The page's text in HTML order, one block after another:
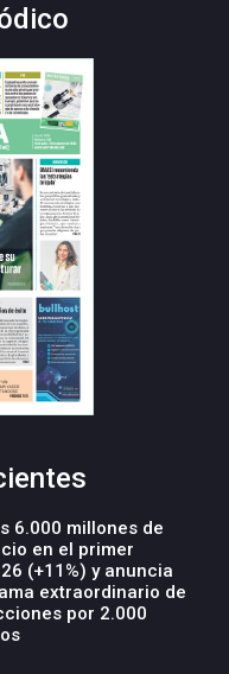
6.000 millones de
en el primer
(+11%) y anuncia
extraordinario de
por 2.000